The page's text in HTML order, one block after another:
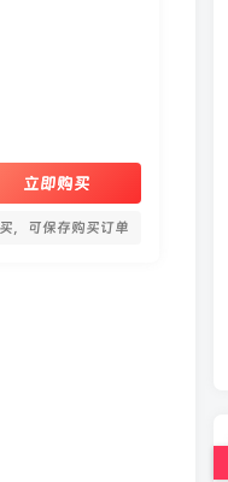
立即购买
，可保存购买订单